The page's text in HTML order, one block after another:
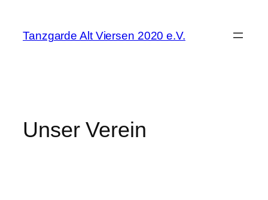
springen
Tanzgarde Alt Viersen 2020 e.V.
Unser Verein